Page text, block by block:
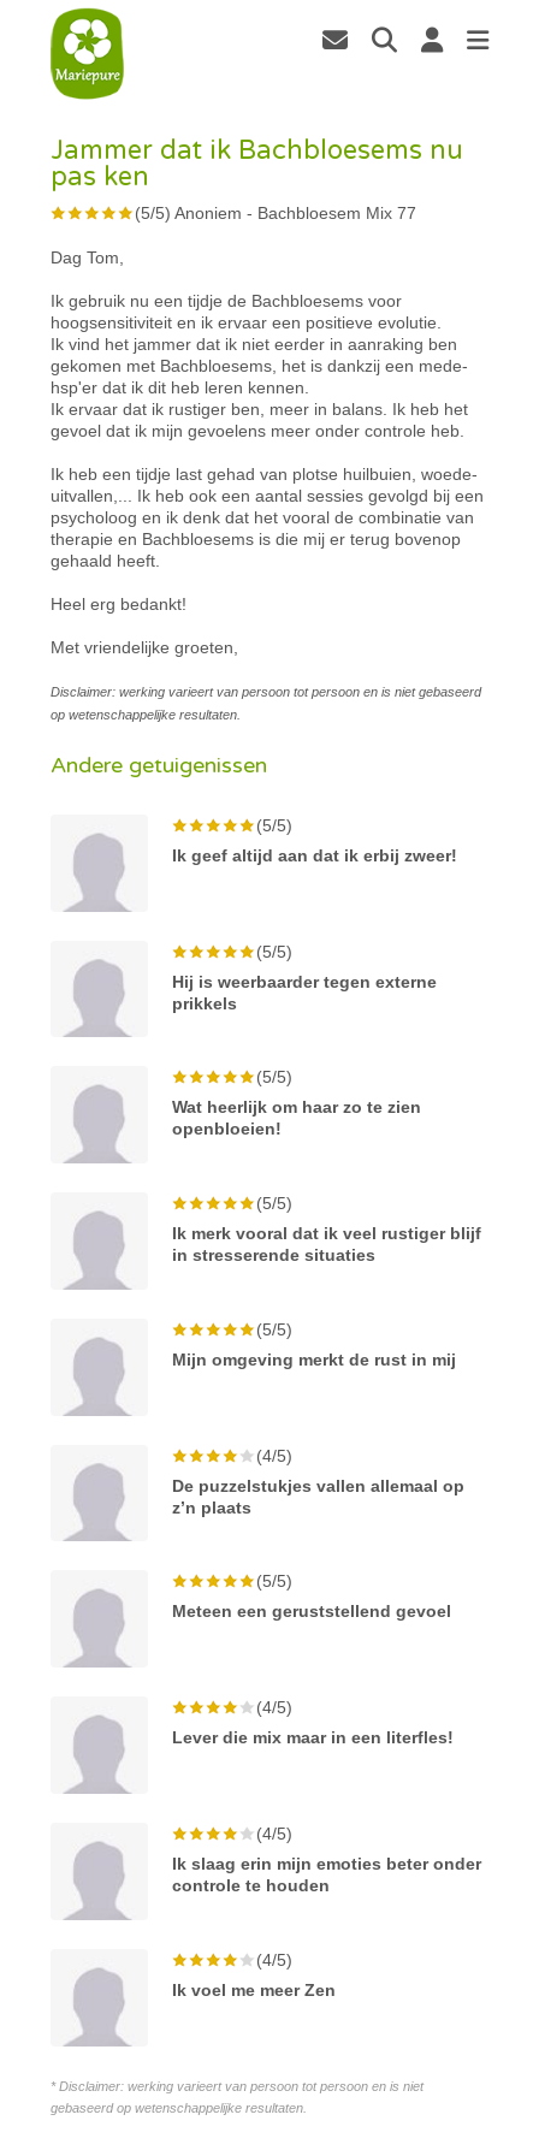
Jammer dat ik Bachbloesems nu
pas ken
(5/5)Anoniem - Bachbloesem Mix 77
Dag Tom,
Ik gebruik nu een tijdje de Bachbloesems voor
hoogsensitiviteit en ik ervaar een positieve evolutie.
Ik vind het jammer dat ik niet eerder in aanraking ben
gekomen met Bachbloesems, het is dankzij een mede-
hsp'er dat ik dit heb leren kennen.
Ik ervaar dat ik rustiger ben, meer in balans. Ik heb het
gevoel dat ik mijn gevoelens meer onder controle heb.
Ik heb een tijdje last gehad van plotse huilbuien, woede-
uitvallen,... Ik heb ook een aantal sessies gevolgd bij een
psycholoog en ik denk dat het vooral de combinatie van
therapie en Bachbloesems is die mij er terug bovenop
gehaald heeft.
Heel erg bedankt!
Met vriendelijke groeten,
Disclaimer: werking varieert van persoon tot persoon en is niet gebaseerd
op wetenschappelijke resultaten.
Andere getuigenissen
(5/5)
Ik geef altijd aan dat ik erbij zweer!
(5/5)
Hij is weerbaarder tegen externe
prikkels
(5/5)
Wat heerlijk om haar zo te zien
openbloeien!
(5/5)
Ik merk vooral dat ik veel rustiger blijf
in stresserende situaties
(5/5)
Mijn omgeving merkt de rust in mij
(4/5)
De puzzelstukjes vallen allemaal op
z’n plaats
(5/5)
Meteen een geruststellend gevoel
(4/5)
Lever die mix maar in een literfles!
(4/5)
Ik slaag erin mijn emoties beter onder
controle te houden
(4/5)
Ik voel me meer Zen
* Disclaimer: werking varieert van persoon tot persoon en is niet
gebaseerd op wetenschappelijke resultaten.